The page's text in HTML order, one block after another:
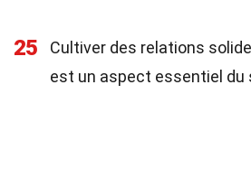
25
Cultiver des relations
est un aspect essentiel du